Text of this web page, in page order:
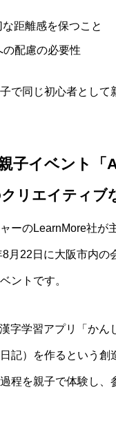
距離感を保つこと
配慮の必要性
で同じ初心者とし
子イベント「
リエイティブ
ーのLearnMore社が
月22日に大阪市内
ントです。
字学習アプリ「か
記）を作るという
程を親子で体験し